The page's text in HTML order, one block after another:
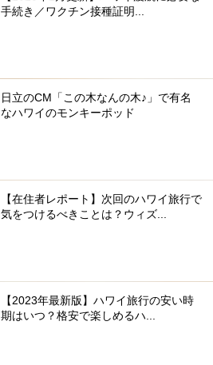
手続き／ワクチン接種証明...
日立のCM「この木なんの木♪」で有名
なハワイのモンキーポッド
【在住者レポート】次回のハワイ旅行で
気をつけるべきことは？ウィズ...
【2023年最新版】ハワイ旅行の安い時
期はいつ？格安で楽しめるハ...